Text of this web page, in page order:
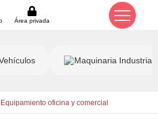
Área privada
Maquinaria Industrial
Equipamiento oficina y comercial